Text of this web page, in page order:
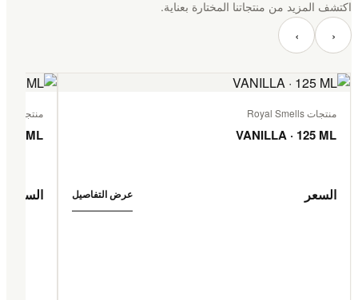
اكتشف المزيد من منتجاتنا المختارة بعناية.
‹ ›
منتجات Royal Smells
VANILLA · 125 ML
السعر عرض التفاصيل
منتجات Royal Smells
ML
السعر